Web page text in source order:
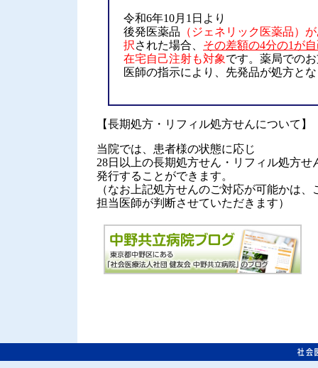
令和6年10月1日より
後発医薬品 （ジェネリック医薬品）
択された場合、 その差額の4分の1が
在宅自己注射も対象です。薬局での
医師の指示により、先発品が処方と
【長期処方・リフィル処方せんについて】
当院では、患者様の状態に応じ
28日以上の長期処方せん・リフィル処方せ
発行することができます。
（なお上記処方せんのご対応が可能かは、
担当医師が判断させていただきます）